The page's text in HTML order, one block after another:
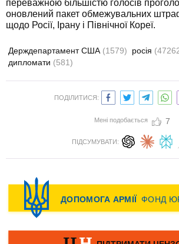
переважною більшістю голосів
оновлений пакет обмежувальних
щодо Росії, Ірану і Північної Кореї.
Держдепартамент США (1579) росія
дипломати (581)
ПОДІЛИТИСЯ:
Мені подобається 7
ПІДСУМУВАТИ: